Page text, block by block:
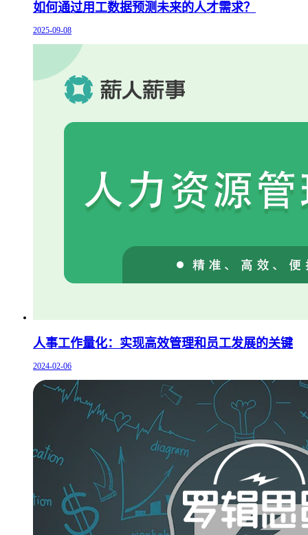
如何通过用工数据预测未来的人才需求？
2025-09-08
人事工作量化：实现高效管理和员工发展的关键
2024-02-06